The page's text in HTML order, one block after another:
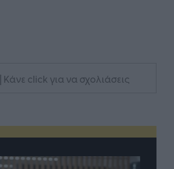
| Κάνε click για να σχολιάσεις